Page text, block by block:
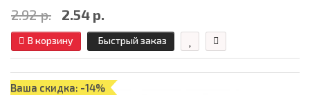
2.92 р. 2.54 р.
В корзину Быстрый заказ
Ваша скидка: -14%